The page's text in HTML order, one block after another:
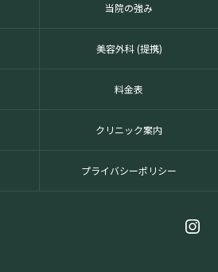
当院の強み
美容外科 (提携)
料金表
クリニック案内
プライバシーポリシー